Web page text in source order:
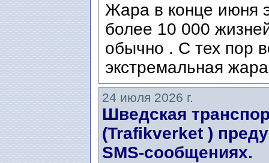
Жара в конце июня
более 10 000
обычно . С тех пор
экстремальная
24 июля 2026 г.
Шведская
(Trafikverket )
SMS-сообщениях.